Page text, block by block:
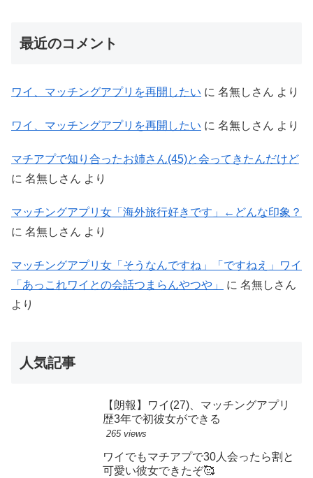
最近のコメント
ワイ、マッチングアプリを再開したい に 名無しさん より
ワイ、マッチングアプリを再開したい に 名無しさん より
マチアプで知り合ったお姉さん(45)と会ってきたんだけど
に 名無しさん より
マッチングアプリ女「海外旅行好きです」←どんな印象？
に 名無しさん より
マッチングアプリ女「そうなんですね」「ですねえ」ワイ
「あっこれワイとの会話つまらんやつや」
に 名無しさん
より
人気記事
【朗報】ワイ(27)、マッチングアプリ
歴3年で初彼女ができる
265 views
ワイでもマチアプで30人会ったら割と
可愛い彼女できたぞ🥰